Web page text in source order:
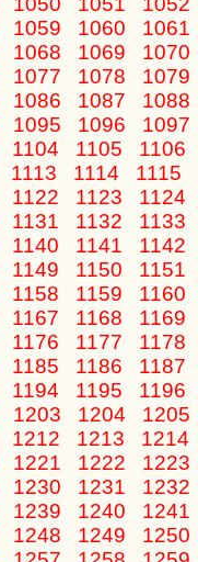
1059 1060
1061
1068 1069
1070
1077 1078
1079
1086 1087
1088
1095 1096
1097
1104 1105 1106
1113 1114 1115
1122 1123 1124
1131 1132 1133
1140 1141 1142
1149 1150 1151
1158 1159 1160
1167 1168 1169
1176 1177 1178
1185 1186 1187
1194 1195 1196
1203 1204
1205
1212 1213
1214
1221 1222
1223
1230 1231
1232
1239 1240
1241
1248 1249
1250